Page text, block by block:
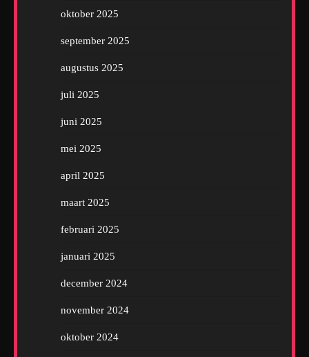
oktober 2025
september 2025
augustus 2025
juli 2025
juni 2025
mei 2025
april 2025
maart 2025
februari 2025
januari 2025
december 2024
november 2024
oktober 2024